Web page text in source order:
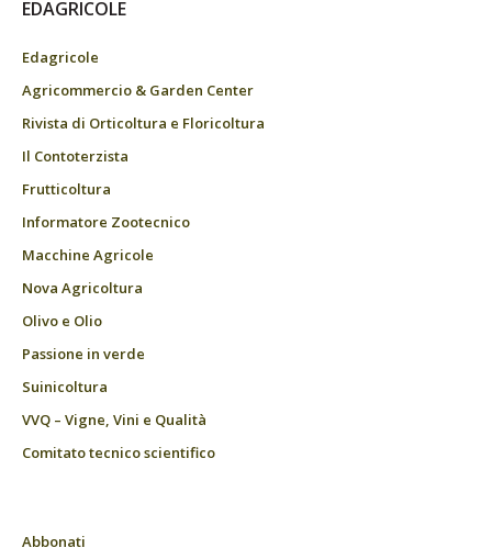
EDAGRICOLE
Edagricole
Agricommercio & Garden Center
Rivista di Orticoltura e Floricoltura
Il Contoterzista
Frutticoltura
Informatore Zootecnico
Macchine Agricole
Nova Agricoltura
Olivo e Olio
Passione in verde
Suinicoltura
VVQ – Vigne, Vini e Qualità
Comitato tecnico scientifico
Abbonati